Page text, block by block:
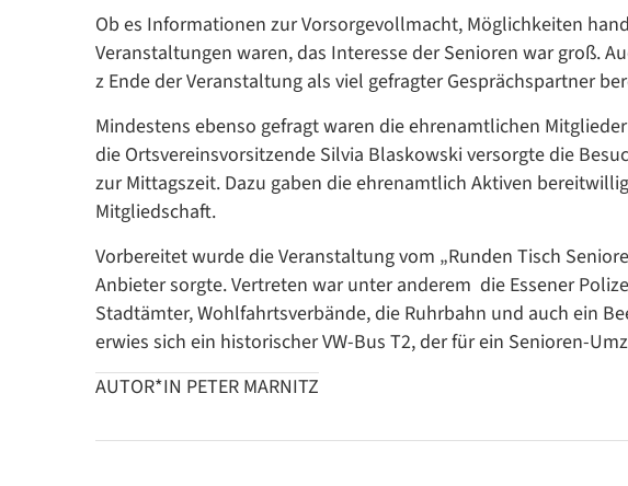
Ob es Informationen zur Vorsorgevollmacht, Möglichkeiten
Veranstaltungen waren, das Interesse der Senioren war groß.
z Ende der Veranstaltung als viel gefragter Gesprächspartner
Mindestens ebenso gefragt waren die ehrenamtlichen
die Ortsvereinsvorsitzende Silvia Blaskowski versorgte die
zur Mittagszeit. Dazu gaben die ehrenamtlich Aktiven
Mitgliedschaft.
Vorbereitet wurde die Veranstaltung vom „Runden Tisch
Anbieter sorgte. Vertreten war unter anderem die Essener
Stadtämter, Wohlfahrtsverbände, die Ruhrbahn und auch ein
erwies sich ein historischer VW-Bus T2, der für ein Senioren-
AUTOR*IN PETER MARNITZ